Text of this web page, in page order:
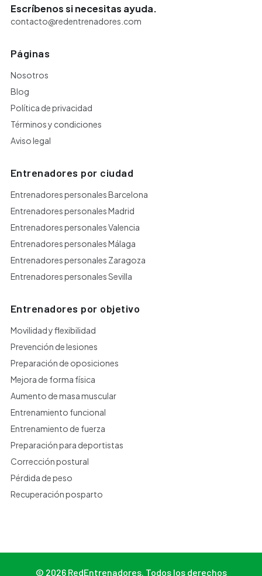
Escríbenos si necesitas ayuda.
contacto@redentrenadores.com
Páginas
Nosotros
Blog
Política de privacidad
Términos y condiciones
Aviso legal
Entrenadores por ciudad
Entrenadores personales Barcelona
Entrenadores personales Madrid
Entrenadores personales Valencia
Entrenadores personales Málaga
Entrenadores personales Zaragoza
Entrenadores personales Sevilla
Entrenadores por objetivo
Movilidad y flexibilidad
Prevención de lesiones
Preparación de oposiciones
Mejora de forma física
Aumento de masa muscular
Entrenamiento funcional
Entrenamiento de fuerza
Preparación para deportistas
Corrección postural
Pérdida de peso
Recuperación posparto
© 2026 RedEntrenadores. Todos los derechos